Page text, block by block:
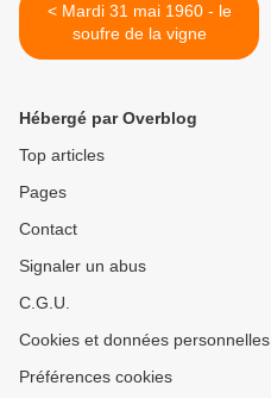
< Mardi 31 mai 1960 - le
soufre de la vigne
Hébergé par Overblog
Top articles
Pages
Contact
Signaler un abus
C.G.U.
Cookies et données personnelles
Préférences cookies